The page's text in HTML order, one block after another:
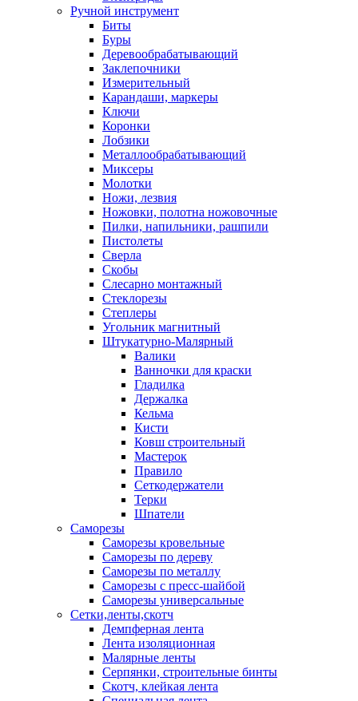
Ручной инструмент
Биты
Буры
Деревообрабатывающий
Заклепочники
Измерительный
Карандаши, маркеры
Ключи
Коронки
Лобзики
Металлообрабатывающий
Миксеры
Молотки
Ножи, лезвия
Ножовки, полотна ножовочные
Пилки, напильники, рашпили
Пистолеты
Сверла
Скобы
Слесарно монтажный
Стеклорезы
Степлеры
Угольник магнитный
Штукатурно-Малярный
Валики
Ванночки для краски
Гладилка
Держалка
Кельма
Кисти
Ковш строительный
Мастерок
Правило
Сеткодержатели
Терки
Шпатели
Саморезы
Саморезы кровельные
Саморезы по дереву
Саморезы по металлу
Саморезы с пресс-шайбой
Саморезы универсальные
Сетки,ленты,скотч
Демпферная лента
Лента изоляционная
Малярные ленты
Серпянки, строительные бинты
Скотч, клейкая лента